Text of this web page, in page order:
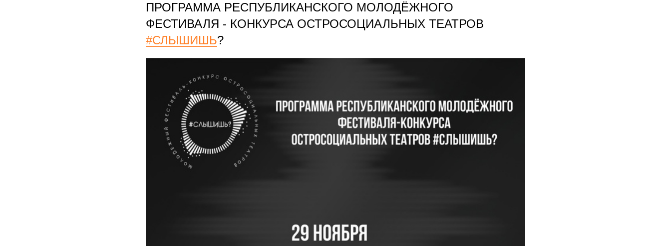
ПРОГРАММА РЕСПУБЛИКАНСКОГО МОЛОДЁЖНОГО
ФЕСТИВАЛЯ - КОНКУРСА ОСТРОСОЦИАЛЬНЫХ ТЕАТРОВ
#СЛЫШИШЬ?